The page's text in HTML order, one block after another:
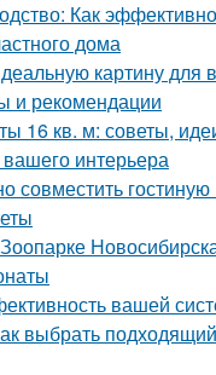
Как
дома
картину для
и рекомендации
16 кв. м: советы,
интерьера
совместить
вашей
выбрать